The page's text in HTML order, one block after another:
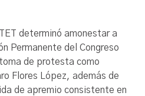
determinó amonestar a
Permanente del Congreso
de protesta como
Flores López, además de
de apremio consistente en